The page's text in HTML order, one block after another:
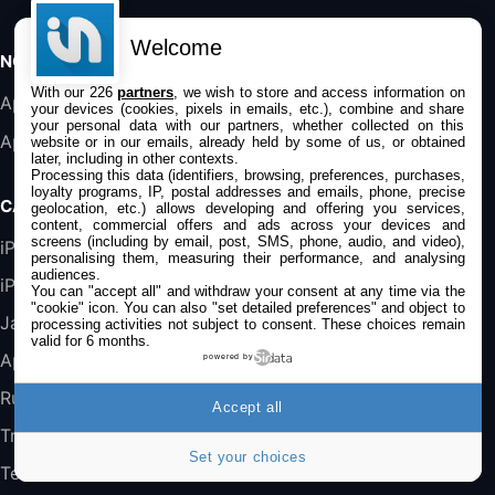
Accessoire iRobot Roomba - Kit de
Rémplacement Roomba Séries 600
19,9€23,99€Amazon
Harman Kardon SoundSticks 5 Haut-Parleur
Bluetooth, Noir
289,47€317,71€Boulanger
Galaxy S25 FE 6,7\" 5G Nano SIM 128 Go
Blanc
489,99€647,51€ Fnac (Vendeur Tiers)
DeLonghi ECAM290.22.b
357,4€ 389,7€Cdiscount (Vendeur Tiers)
Jeu FIFA 20 sur PC (code à télécharger)
Rue Du Commerce (Vendeur Tiers)
NOS APPS
Application iPhone/iPad
Application Mac
CATÉGORIES
iPhone
iPad
Jailbreak
Applications
Rumeurs
Trucs & astuces
Tests
Welcome
With our 226partners , we wish to store and access information on
your devices (cookies, pixels in emails, etc.), combine and share
your personal data with our partners, whether collected on this
website or in our emails, already held by some of us, or obtained
later, including in other contexts.
Processing this data (identifiers, browsing, preferences, purchases,
loyalty programs, IP, postal addresses and emails, phone, precise
geolocation, etc.) allows developing and offering you services,
content, commercial offers and ads across your devices and
screens (including by email, post, SMS, phone, audio, and video),
personalising them, measuring their performance, and analysing
audiences.
You can "accept all" and withdraw your consent at any time via the
"cookie" icon. You can also "set detailed preferences" and object to
processing activities not subject to consent. These choices remain
valid for 6 months.
powered by
Set your choices
Accept all